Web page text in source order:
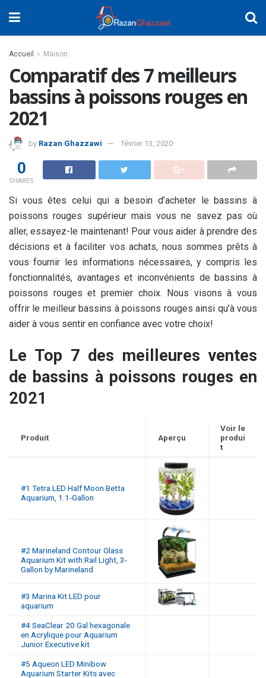
Accueil Maison
Comparatif des 7 meilleurs
bassins à poissons rouges en
2021
by Razan Ghazzawi février 13, 2020
0
SHARES
Si vous êtes celui qui a besoin d’acheter le bassins à
poissons rouges supérieur mais vous ne savez pas où
aller, essayez-le maintenant! Pour vous aider à prendre des
décisions et à faciliter vos achats, nous sommes prêts à
vous fournir les informations nécessaires, y compris les
fonctionnalités, avantages et inconvénients de bassins à
poissons rouges et premier choix. Nous visons à vous
offrir le meilleur bassins à poissons rouges ainsi qu’à vous
aider à vous sentir en confiance avec votre choix!
Le Top 7 des meilleures ventes
de bassins à poissons rouges en
2021
Produit Aperçu
Voir le
produi
t
#1 Tetra LED Half Moon Betta
Aquarium, 1.1-Gallon
#2 Marineland Contour Glass
Aquarium Kit with Rail Light, 3-
Gallon by Marineland
#3 Marina Kit LED pour
aquarium
#4 SeaClear 20 Gal hexagonale
en Acrylique pour Aquarium
Junior Executive kit
#5 Aqueon LED Minibow
Aquarium Starter Kits avec